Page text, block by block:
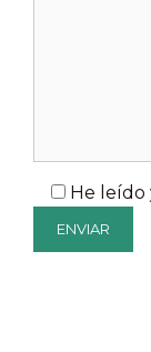
He leído